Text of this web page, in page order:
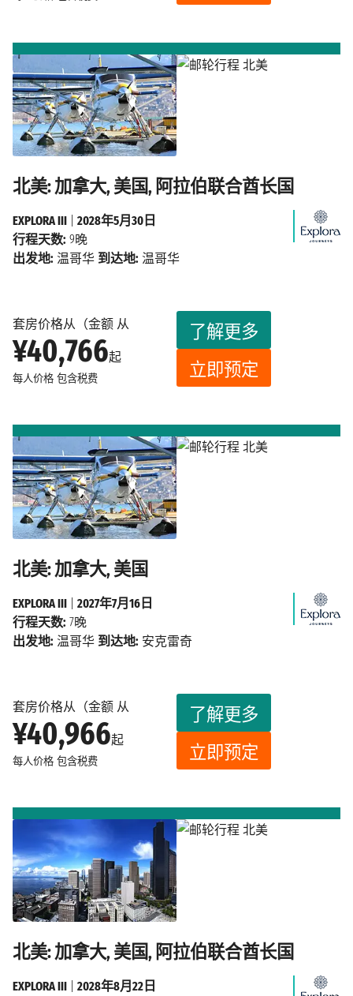
北美: 加拿大, 美国, 阿拉伯联合酋长国
套房价格从（金额 从
¥40,766起
每人价格 包含税费
了解更多
立即预定
EXPLORA III
2028年5月30日
行程天数: 9晚
出发地: 温哥华 到达地: 温哥华
北美: 加拿大, 美国
套房价格从（金额 从
¥40,966起
每人价格 包含税费
了解更多
立即预定
EXPLORA III
2027年7月16日
行程天数: 7晚
出发地: 温哥华 到达地: 安克雷奇
北美: 加拿大, 美国, 阿拉伯联合酋长国
EXPLORA III
2028年8月22日